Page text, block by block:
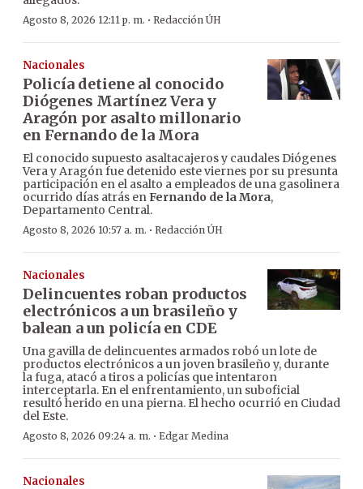
Agosto 8, 2026 12:11 p. m. · Redacción ÚH
Nacionales
Policía detiene al conocido
Diógenes Martínez Vera y
Aragón por asalto millonario
en Fernando de la Mora
El conocido supuesto asaltacajeros y caudales Diógenes
Vera y Aragón fue detenido este viernes por su presunta
participación en el asalto a empleados de una gasolinera
ocurrido días atrás enFernando de la Mora,
Departamento Central.
Agosto 8, 2026 10:57 a. m. · Redacción ÚH
Nacionales
Delincuentes roban productos
electrónicos a un brasileño y
balean a un policía en CDE
Una gavilla de delincuentes armados robó un lote de
productos electrónicos a un joven brasileño y, durante
la fuga, atacó a tiros a policías que intentaron
interceptarla. En el enfrentamiento, un suboficial
resultó herido en una pierna. El hecho ocurrió en Ciudad
del Este.
Agosto 8, 2026 09:24 a. m. · Edgar Medina
Nacionales